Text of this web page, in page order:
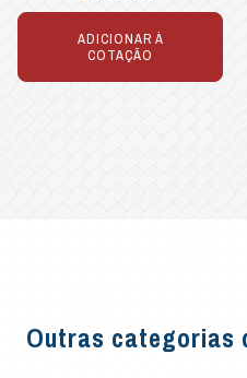
ADICIONAR À
COTAÇÃO
Outras categorias